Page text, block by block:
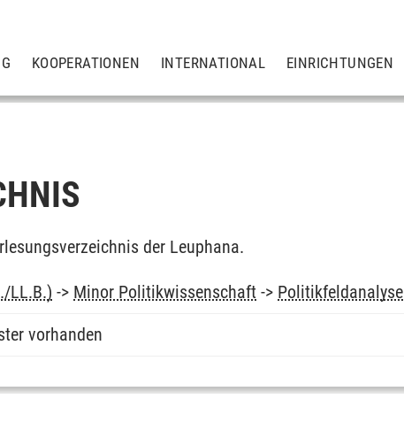
KOOPERATIONEN INTERNATIONAL EINRICHTUNGEN
der Leuphana.
LL.B.) -> Minor Politikwissenschaft -> Politikfeldanalyse
vorhanden